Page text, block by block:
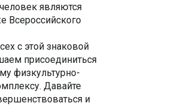
являются
Всероссийского
с этой знаковой
присоединиться
физкультурно-
Давайте
и